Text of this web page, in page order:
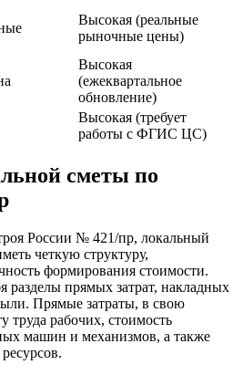
Высокая (реальные
рыночные цены)
Высокая
(ежеквартальное
обновление)
Высокая (требует
работы с ФГИС ЦС)
сметы по
России № 421/пр, локальный
четкую структуру,
формирования стоимости.
разделы прямых затрат, накладных
Прямые затраты, в свою
труда рабочих, стоимость
машин и механизмов, а также